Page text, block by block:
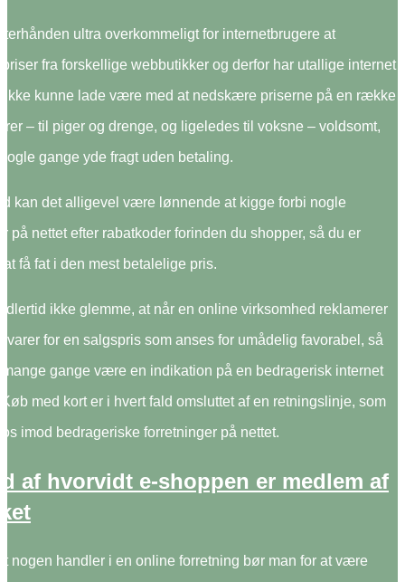
ultra overkommeligt for internetbrugere at
fra forskellige webbutikker og derfor har utallige internet
ikke kunne lade være med at nedskære priserne på en række
– til piger og drenge, og ligeledes til voksne – voldsomt,
gange yde fragt uden betaling.
kan det alligevel være lønnende at kigge forbi nogle
på nettet efter rabatkoder forinden du shopper, så du er
få fat i den mest betalelige pris.
ikke glemme, at når en online virksomhed reklamerer
varer for en salgspris som anses for umådelig favorabel, så
gange være en indikation på en bedragerisk internet
med kort er i hvert fald omsluttet af en retningslinje, som
imod bedrageriske forretninger på nettet.
af hvorvidt e-shoppen er medlem af
nogen handler i en online forretning bør man for at være